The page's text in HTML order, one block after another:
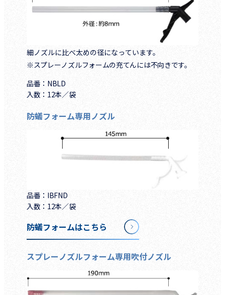
細ノズルに比べ太めの径になっています。
※スプレーノズルフォームの充てんには不向きです。
品番：NBLD
入数：12本／袋
防蟻フォーム専用ノズル
品番：IBFND
入数：12本／袋
防蟻フォームはこちら
スプレーノズルフォーム専用吹付ノズル